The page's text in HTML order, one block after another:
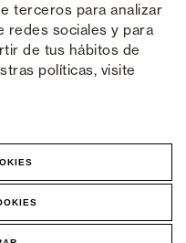
terceros para analizar
redes sociales y para
de tus hábitos de
políticas, visite
Aviso Legal Cookies